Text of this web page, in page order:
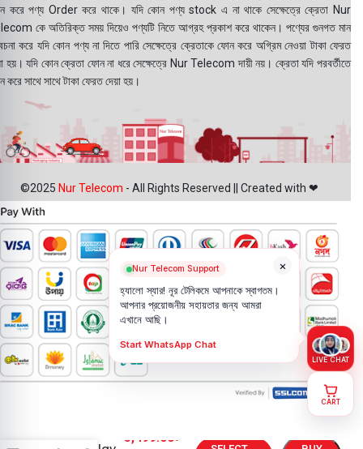
করে পণ্য Order করে থাকে। যদি কোন পণ্য stock এ না থাকে সেক্ষেত্রে ক্রেতা Nur
কে অতিরিক্ত সময় দিয়েও পণ্যটি নিতে আগ্রহ প্রকাশ করে থাকেন। পণ্যের গুনগত মান
করে যদি কোন পণ্য না দিতে পারি সেক্ষেত্রে ক্রেতাকে ফোন করে অগ্রিম নেওয়া টাকা ফেরত
হয়। যদি কোন ক্রেতা ফোন না ধরে সেক্ষেত্রে Nur Telecom দায়ী নয়। ক্রেতা যদি পরবর্তীতে
করে সাথে সাথে টাকা ফেরত দেয়া হয়।
©2025 Nur Telecom - All Rights Reserved || Created with ❤
3,499.00৳
×
Nur Telecom Support
হ্যালো স্যার! নূর টেলিকমে আপনাকে স্বাগতম।
আপনার প্রয়োজনীয় সহায়তার জন্য আমরা
এখানে আছি।
Start WhatsApp Chat
LIVE CHAT
CART